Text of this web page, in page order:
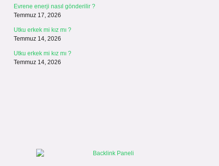
Evrene enerji nasıl gönderilir ?
Temmuz 17, 2026
Utku erkek mi kız mı ?
Temmuz 14, 2026
Utku erkek mi kız mı ?
Temmuz 14, 2026